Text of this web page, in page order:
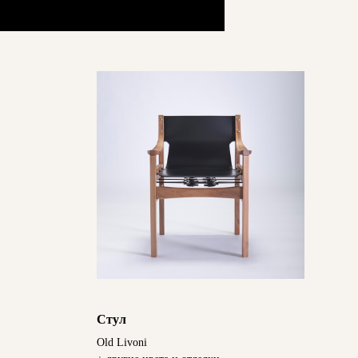
Стул
Old Livoni